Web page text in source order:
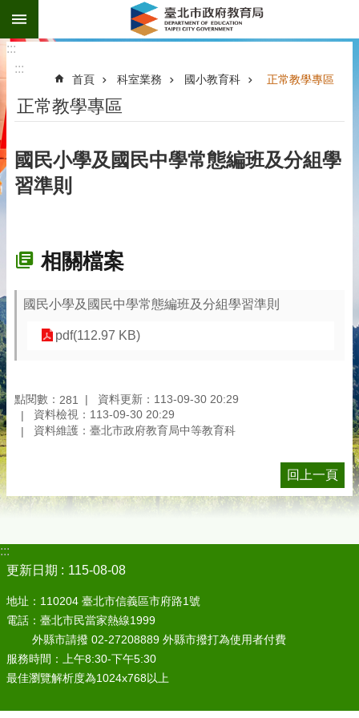
跳到主要內容區塊
:::
:::
首頁 科室業務 國小教育科 正常教學專區
正常教學專區
國民小學及國民中學常態編班及分組學
習準則
相關檔案
國民小學及國民中學常態編班及分組學習準則
pdf(112.97 KB)
點閱數： 281
資料更新：113-09-30 20:29
資料檢視：113-09-30 20:29
資料維護：臺北市政府教育局中等教育科
回上一頁
:::
更新日期
115-08-08
地址：110204 臺北市信義區市府路1號
電話：臺北市民當家熱線1999
外縣市請撥 02-27208889 外縣市撥打為使用者付費
服務時間：上午8:30-下午5:30
最佳瀏覽解析度為1024x768以上